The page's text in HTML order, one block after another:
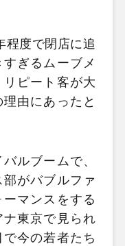
程度で閉店に追
ぎるムーブメ
ピート客が大
由にあったと
ルブームで、
がバブルファ
マンスをする
東京で見られ
今の若者たち